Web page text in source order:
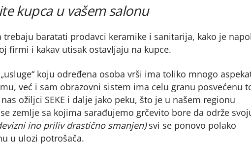
kupca u vašem salonu
baratati prodavci keramike i sanitarija, kako je
firmi i kakav utisak ostavljaju na kupce.
koju određena osoba vrši ima toliko mnogo
već i sam obrazovni sistem ima celu granu posvećenu
ožiljci SEKE i dalje jako peku, što je u našem regionu
zemlje sa kojima sarađujemo grčevito bore da održe
ino priliv drastično smanjen)svi se ponovo polako
u ulozi potrošača.